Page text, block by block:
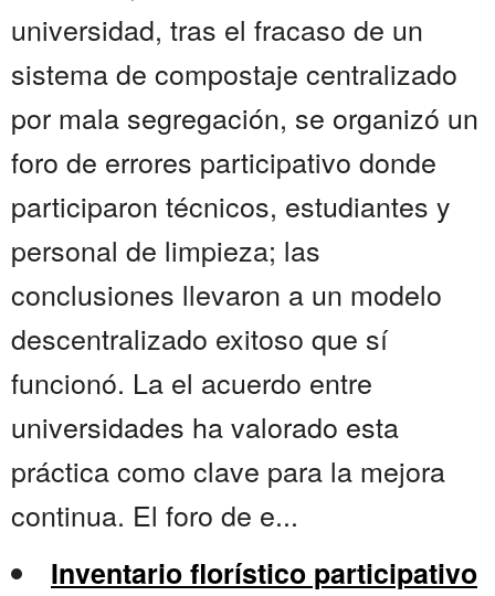
universidad, tras el fracaso de un
sistema de compostaje centralizado
por mala segregación, se organizó un
foro de errores participativo donde
participaron técnicos, estudiantes y
personal de limpieza; las
conclusiones llevaron a un modelo
descentralizado exitoso que sí
funcionó. La el acuerdo entre
universidades ha valorado esta
práctica como clave para la mejora
continua. El foro de e...
Inventario florístico participativo